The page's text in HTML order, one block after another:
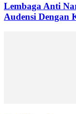
Lembaga Anti
Audensi Dengan